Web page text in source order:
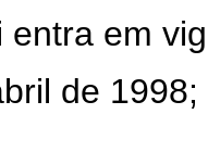
entra em
de